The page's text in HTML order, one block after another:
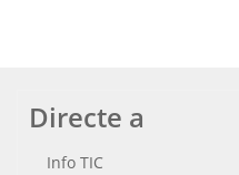
Directe a
Info TIC